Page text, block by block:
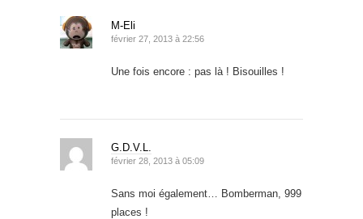
M-Eli
février 27, 2013 à 22:56
Une fois encore : pas là ! Bisouilles !
G.D.V.L.
février 28, 2013 à 05:09
Sans moi également… Bomberman, 999
places !